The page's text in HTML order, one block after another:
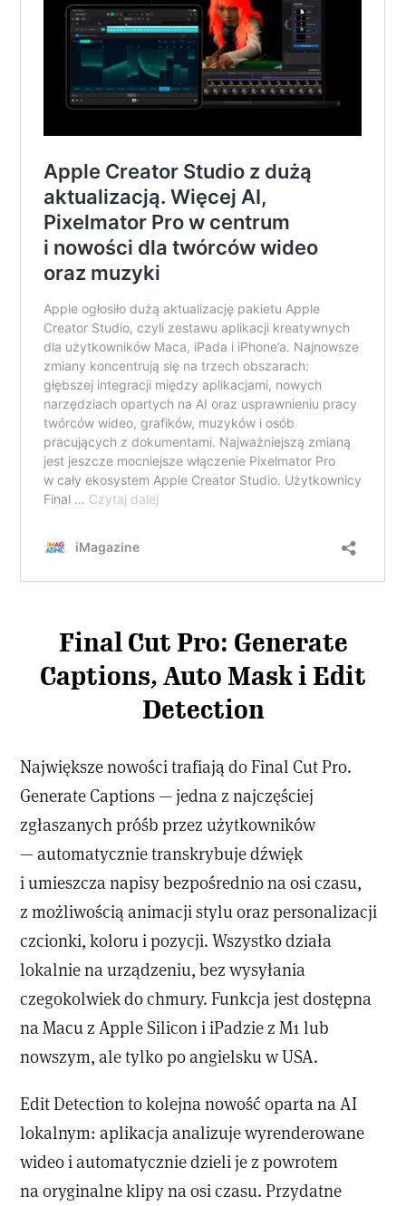
Final Cut Pro: Generate
Captions, Auto Mask i Edit
Detection
Największe nowości trafiają do Final Cut Pro.
Generate Captions — jedna z najczęściej
zgłaszanych próśb przez użytkowników
— automatycznie transkrybuje dźwięk
i umieszcza napisy bezpośrednio na osi czasu,
z możliwością animacji stylu oraz personalizacji
czcionki, koloru i pozycji. Wszystko działa
lokalnie na urządzeniu, bez wysyłania
czegokolwiek do chmury. Funkcja jest dostępna
na Macu z Apple Silicon i iPadzie z M1 lub
nowszym, ale tylko po angielsku w USA.
Edit Detection to kolejna nowość oparta na AI
lokalnym: aplikacja analizuje wyrenderowane
wideo i automatycznie dzieli je z powrotem
na oryginalne klipy na osi czasu. Przydatne